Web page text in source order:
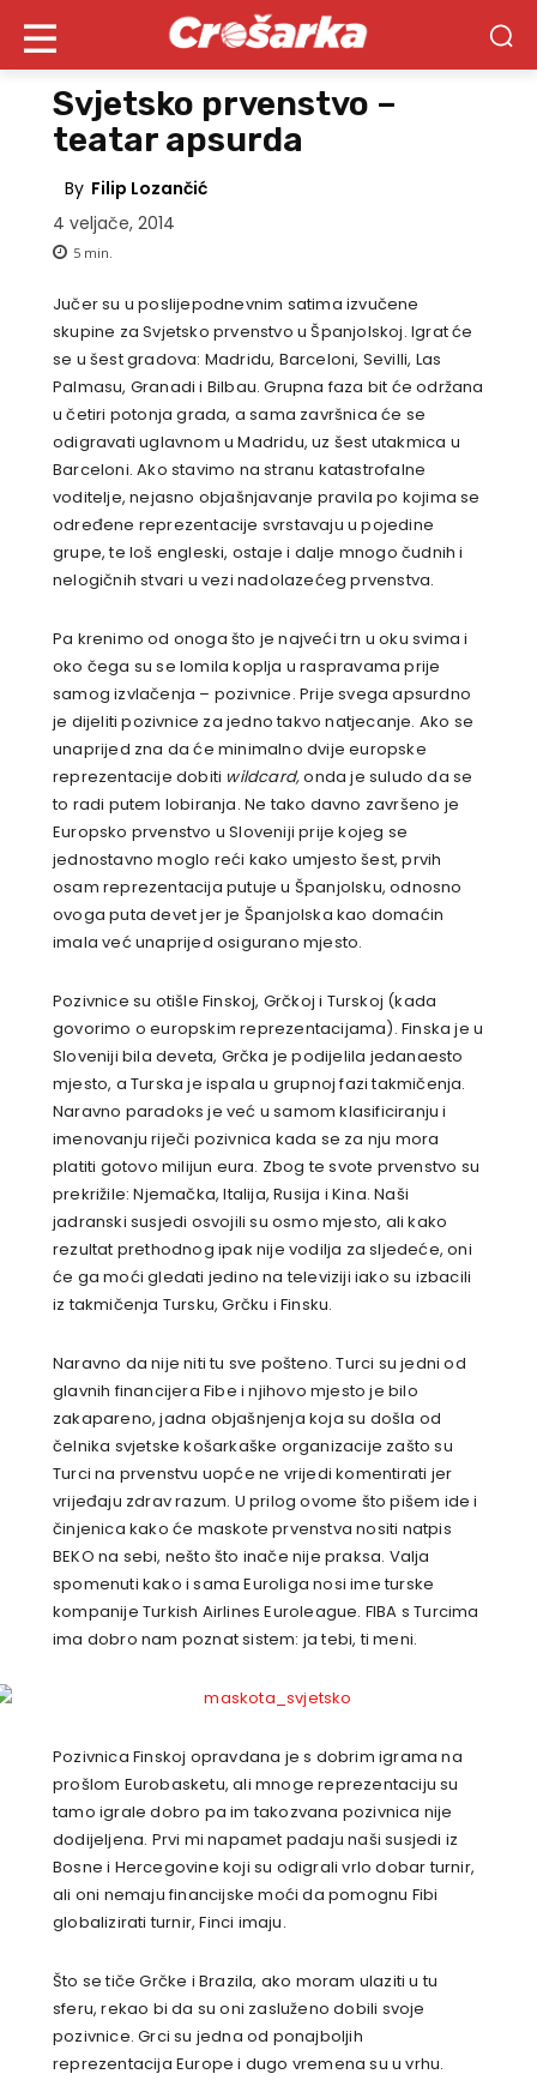
Svjetsko prvenstvo –
teatar apsurda
By Filip Lozančić
4 veljače, 2014
5 min.
Jučer su u poslijepodnevnim satima izvučene
skupine za Svjetsko prvenstvo u Španjolskoj. Igrat će
se u šest gradova: Madridu, Barceloni, Sevilli, Las
Palmasu, Granadi i Bilbau. Grupna faza bit će održana
u četiri potonja grada, a sama završnica će se
odigravati uglavnom u Madridu, uz šest utakmica u
Barceloni. Ako stavimo na stranu katastrofalne
voditelje, nejasno objašnjavanje pravila po kojima se
određene reprezentacije svrstavaju u pojedine
grupe, te loš engleski, ostaje i dalje mnogo čudnih i
nelogičnih stvari u vezi nadolazećeg prvenstva.
Pa krenimo od onoga što je najveći trn u oku svima i
oko čega su se lomila koplja u raspravama prije
samog izvlačenja – pozivnice. Prije svega apsurdno
je dijeliti pozivnice za jedno takvo natjecanje. Ako se
unaprijed zna da će minimalno dvije europske
reprezentacije dobiti wildcard,onda je suludo da se
to radi putem lobiranja. Ne tako davno završeno je
Europsko prvenstvo u Sloveniji prije kojeg se
jednostavno moglo reći kako umjesto šest, prvih
osam reprezentacija putuje u Španjolsku, odnosno
ovoga puta devet jer je Španjolska kao domaćin
imala već unaprijed osigurano mjesto.
Pozivnice su otišle Finskoj, Grčkoj i Turskoj (kada
govorimo o europskim reprezentacijama). Finska je u
Sloveniji bila deveta, Grčka je podijelila jedanaesto
mjesto, a Turska je ispala u grupnoj fazi takmičenja.
Naravno paradoks je već u samom klasificiranju i
imenovanju riječi pozivnica kada se za nju mora
platiti gotovo milijun eura. Zbog te svote prvenstvo su
prekrižile: Njemačka, Italija, Rusija i Kina. Naši
jadranski susjedi osvojili su osmo mjesto, ali kako
rezultat prethodnog ipak nije vodilja za sljedeće, oni
će ga moći gledati jedino na televiziji iako su izbacili
iz takmičenja Tursku, Grčku i Finsku.
Naravno da nije niti tu sve pošteno. Turci su jedni od
glavnih financijera Fibe i njihovo mjesto je bilo
zakapareno, jadna objašnjenja koja su došla od
čelnika svjetske košarkaške organizacije zašto su
Turci na prvenstvu uopće ne vrijedi komentirati jer
vrijeđaju zdrav razum. U prilog ovome što pišem ide i
činjenica kako će maskote prvenstva nositi natpis
BEKO na sebi, nešto što inače nije praksa. Valja
spomenuti kako i sama Euroliga nosi ime turske
kompanije Turkish Airlines Euroleague. FIBA s Turcima
ima dobro nam poznat sistem: ja tebi, ti meni.
Pozivnica Finskoj opravdana je s dobrim igrama na
prošlom Eurobasketu, ali mnoge reprezentaciju su
tamo igrale dobro pa im takozvana pozivnica nije
dodijeljena. Prvi mi napamet padaju naši susjedi iz
Bosne i Hercegovine koji su odigrali vrlo dobar turnir,
ali oni nemaju financijske moći da pomognu Fibi
globalizirati turnir, Finci imaju.
Što se tiče Grčke i Brazila, ako moram ulaziti u tu
sferu, rekao bi da su oni zasluženo dobili svoje
pozivnice. Grci su jedna od ponajboljih
reprezentacija Europe i dugo vremena su u vrhu.